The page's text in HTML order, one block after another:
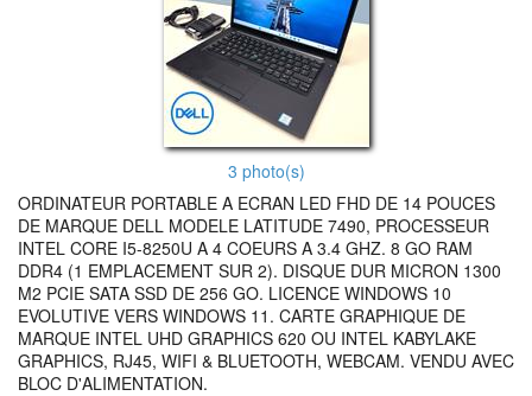
3 photo(s)
ORDINATEUR PORTABLE A ECRAN LED FHD DE 14 POUCES
DE MARQUE DELL MODELE LATITUDE 7490, PROCESSEUR
INTEL CORE I5-8250U A 4 COEURS A 3.4 GHZ. 8 GO RAM
DDR4 (1 EMPLACEMENT SUR 2). DISQUE DUR MICRON 1300
M2 PCIE SATA SSD DE 256 GO. LICENCE WINDOWS 10
EVOLUTIVE VERS WINDOWS 11. CARTE GRAPHIQUE DE
MARQUE INTEL UHD GRAPHICS 620 OU INTEL KABYLAKE
GRAPHICS, RJ45, WIFI & BLUETOOTH, WEBCAM. VENDU AVEC
BLOC D'ALIMENTATION.